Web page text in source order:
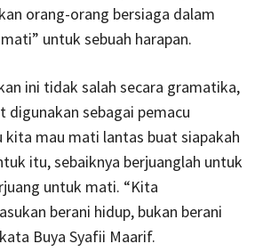
orang-orang bersiaga dalam
untuk sebuah harapan.
ini tidak salah secara gramatika,
digunakan sebagai pemacu
kita mau mati lantas buat siapakah
itu, sebaiknya berjuanglah untuk
untuk mati. “Kita
berani hidup, bukan berani
Buya Syafii Maarif.